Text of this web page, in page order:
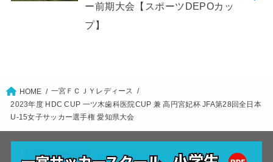
ー前期大会【スポーツDEPOカッ
プ】
HOME
一宮ＦＣＪＹレディース
2023年度 HDC CUP 一ツ木歯科医院CUP 兼 高円宮妃杯 JFA第28回全日本
U-15女子サッカー選手権 愛知県大会